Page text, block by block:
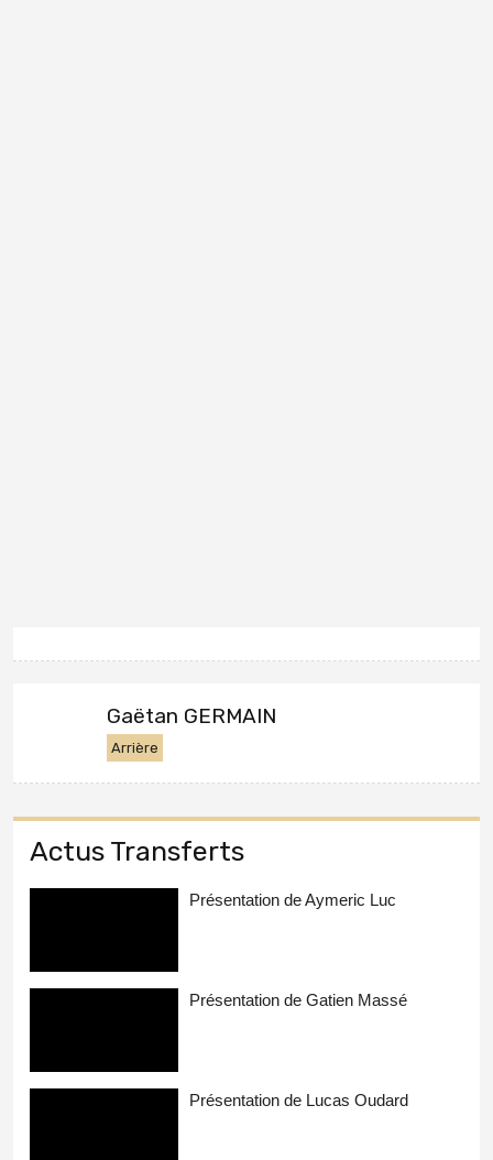
Gaëtan GERMAIN
Arrière
Actus Transferts
Présentation de Aymeric Luc
Présentation de Gatien Massé
Présentation de Lucas Oudard